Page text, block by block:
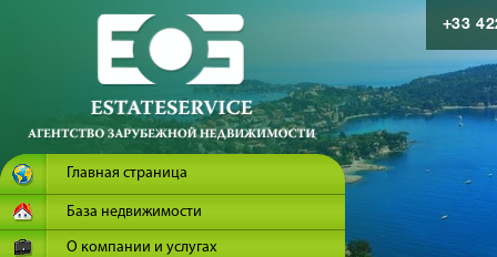
Главная страница
База недвижимости
О компании и услугах
+33